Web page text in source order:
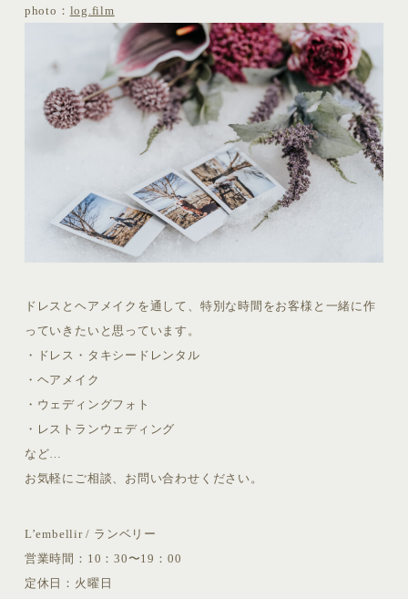
photo： log.film
ドレスとヘアメイクを通して、特別な時間をお客様と一緒に作
っていきたいと思っています。
・ドレス・タキシードレンタル
・ヘアメイク
・ウェディングフォト
・レストランウェディング
など…
お気軽にご相談、お問い合わせください。
L’embellir / ランベリー
営業時間：10：30〜19：00
定休日：火曜日